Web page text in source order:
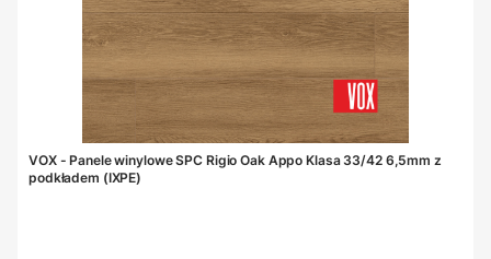
VOX - Panele winylowe SPC Rigio Oak Appo Klasa 33/42 6,5mm z
podkładem (IXPE)